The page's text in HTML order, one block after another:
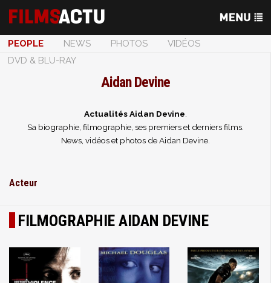
PEOPLE NEWS PHOTOS
VIDÉOS
DVD & BLU-RAY
Aidan Devine
Actualités Aidan Devine
Sa biographie, filmographie, ses premiers et derniers films.
News, vidéos et photos de Aidan Devine.
Acteur
FILMOGRAPHIE AIDAN DEVINE